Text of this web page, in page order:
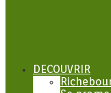
DECOUVRIR